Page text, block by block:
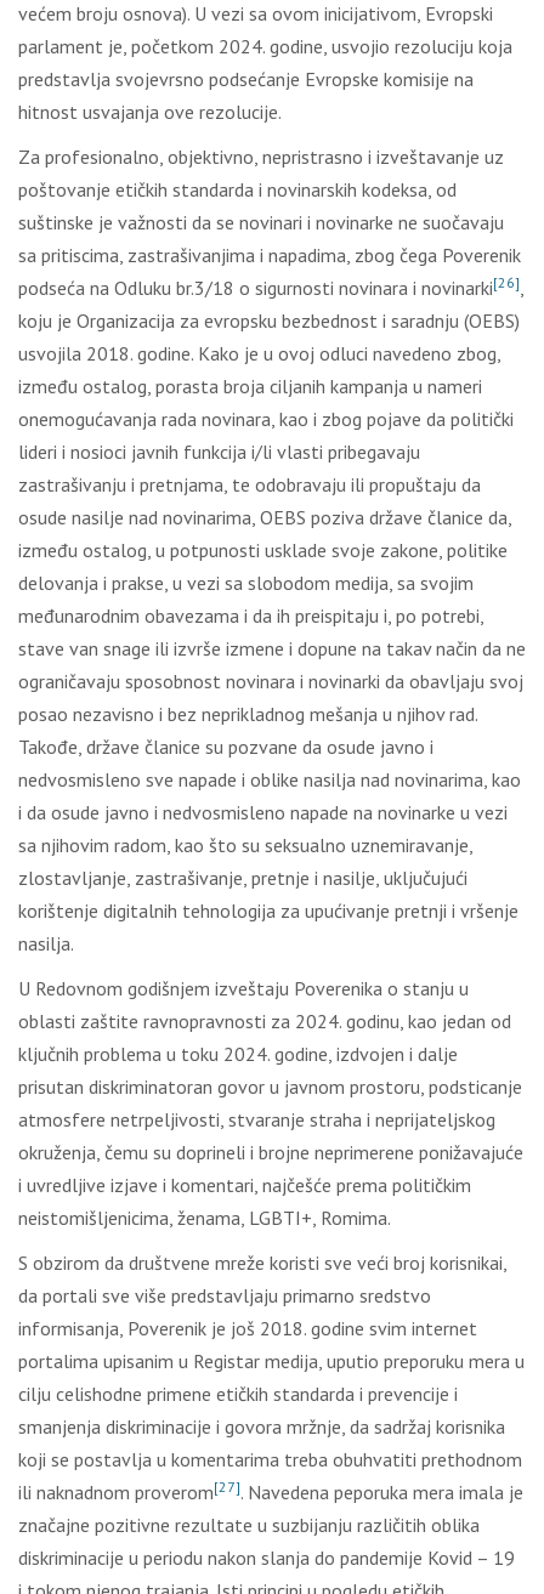
većem broju osnova). U vezi sa ovom inicijativom, Evropski
parlament je, početkom 2024. godine, usvojio rezoluciju koja
predstavlja svojevrsno podsećanje Evropske komisije na
hitnost usvajanja ove rezolucije.
Za profesionalno, objektivno, nepristrasno i izveštavanje uz
poštovanje etičkih standarda i novinarskih kodeksa, od
suštinske je važnosti da se novinari i novinarke ne suočavaju
sa pritiscima, zastrašivanjima i napadima, zbog čega Poverenik
podseća na Odluku br.3/18 o sigurnosti novinara i novinarki[26],
koju je Organizacija za evropsku bezbednost i saradnju (OEBS)
usvojila 2018. godine. Kako je u ovoj odluci navedeno zbog,
između ostalog, porasta broja ciljanih kampanja u nameri
onemogućavanja rada novinara, kao i zbog pojave da politički
lideri i nosioci javnih funkcija i/li vlasti pribegavaju
zastrašivanju i pretnjama, te odobravaju ili propuštaju da
osude nasilje nad novinarima, OEBS poziva države članice da,
između ostalog, u potpunosti usklade svoje zakone, politike
delovanja i prakse, u vezi sa slobodom medija, sa svojim
međunarodnim obavezama i da ih preispitaju i, po potrebi,
stave van snage ili izvrše izmene i dopune na takav način da ne
ograničavaju sposobnost novinara i novinarki da obavljaju svoj
posao nezavisno i bez neprikladnog mešanja u njihov rad.
Takođe, države članice su pozvane da osude javno i
nedvosmisleno sve napade i oblike nasilja nad novinarima, kao
i da osude javno i nedvosmisleno napade na novinarke u vezi
sa njihovim radom, kao što su seksualno uznemiravanje,
zlostavljanje, zastrašivanje, pretnje i nasilje, uključujući
korištenje digitalnih tehnologija za upućivanje pretnji i vršenje
nasilja.
U Redovnom godišnjem izveštaju Poverenika o stanju u
oblasti zaštite ravnopravnosti za 2024. godinu, kao jedan od
ključnih problema u toku 2024. godine, izdvojen i dalje
prisutan diskriminatoran govor u javnom prostoru, podsticanje
atmosfere netrpeljivosti, stvaranje straha i neprijateljskog
okruženja, čemu su doprineli i brojne neprimerene ponižavajuće
i uvredljive izjave i komentari, najčešće prema političkim
neistomišljenicima, ženama, LGBTI+, Romima.
S obzirom da društvene mreže koristi sve veći broj korisnikai,
da portali sve više predstavljaju primarno sredstvo
informisanja, Poverenik je još 2018. godine svim internet
portalima upisanim u Registar medija, uputio preporuku mera u
cilju celishodne primene etičkih standarda i prevencije i
smanjenja diskriminacije i govora mržnje, da sadržaj korisnika
koji se postavlja u komentarima treba obuhvatiti prethodnom
ili naknadnom proverom[27]. Navedena peporuka mera imala je
značajne pozitivne rezultate u suzbijanju različitih oblika
diskriminacije u periodu nakon slanja do pandemije Kovid – 19